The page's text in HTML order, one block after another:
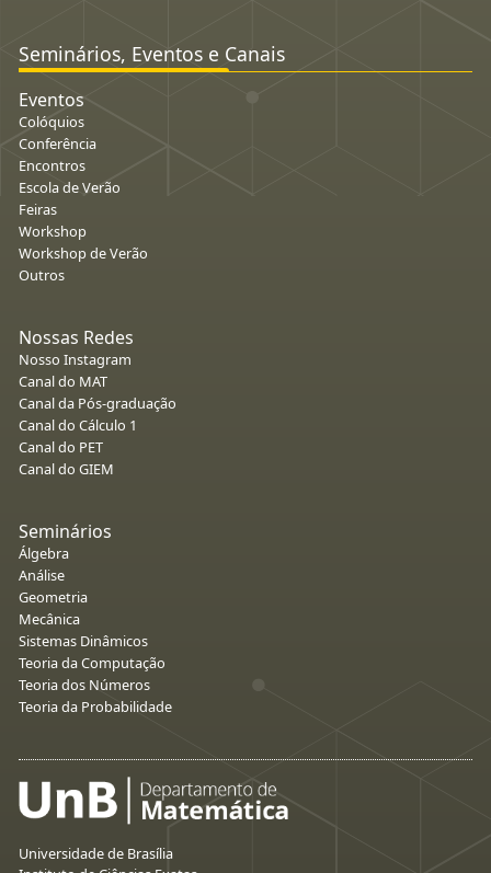
Seminários, Eventos e Canais
Eventos
Colóquios
Conferência
Encontros
Escola de Verão
Feiras
Workshop
Workshop de Verão
Outros
Nossas Redes
Nosso Instagram
Canal do MAT
Canal da Pós-graduação
Canal do Cálculo 1
Canal do PET
Canal do GIEM
Seminários
Álgebra
Análise
Geometria
Mecânica
Sistemas Dinâmicos
Teoria da Computação
Teoria dos Números
Teoria da Probabilidade
Universidade de Brasília